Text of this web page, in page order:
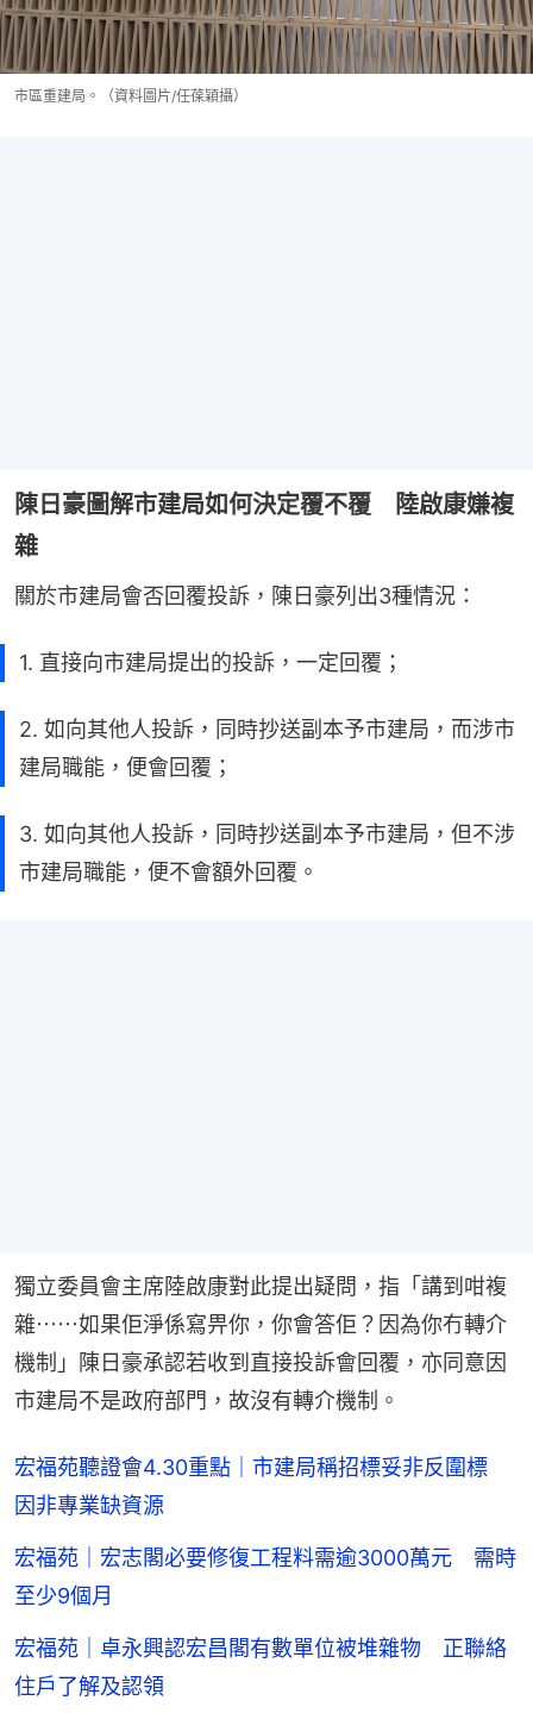
市區重建局。（資料圖片/任葆穎攝）
陳日豪圖解市建局如何決定覆不覆 陸啟康嫌複
雜
關於市建局會否回覆投訴，陳日豪列出3種情況：
1. 直接向市建局提出的投訴，一定回覆；
2. 如向其他人投訴，同時抄送副本予市建局，而涉市
建局職能，便會回覆；
3. 如向其他人投訴，同時抄送副本予市建局，但不涉
市建局職能，便不會額外回覆。
獨立委員會主席陸啟康對此提出疑問，指「講到咁複
雜⋯⋯如果佢淨係寫畀你，你會答佢？因為你冇轉介
機制」陳日豪承認若收到直接投訴會回覆，亦同意因
市建局不是政府部門，故沒有轉介機制。
宏福苑聽證會4.30重點｜市建局稱招標妥非反圍標
因非專業缺資源
宏福苑｜宏志閣必要修復工程料需逾3000萬元 需時
至少9個月
宏福苑｜卓永興認宏昌閣有數單位被堆雜物 正聯絡
住戶了解及認領